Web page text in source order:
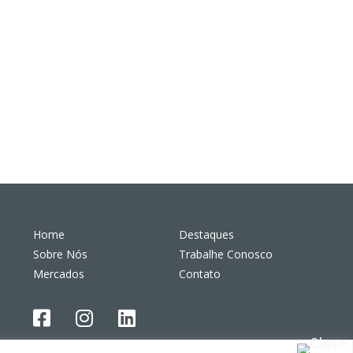
Home
Sobre Nós
Mercados
Destaques
Trabalhe Conosco
Contato